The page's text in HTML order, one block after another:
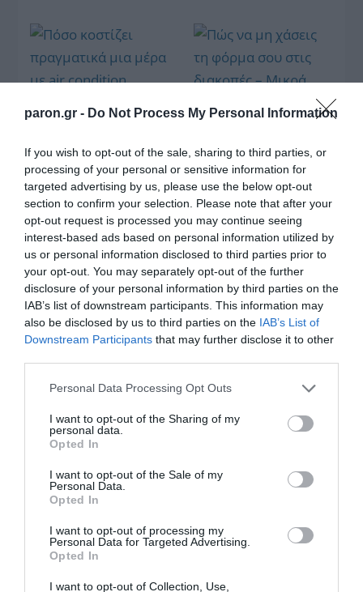
paron.gr - Do Not Process My Personal Information
If you wish to opt-out of the sale, sharing to third parties, or
processing of your personal or sensitive information for
targeted advertising by us, please use the below opt-out
section to confirm your selection. Please note that after your
opt-out request is processed you may continue seeing
interest-based ads based on personal information utilized by
us or personal information disclosed to third parties prior to
your opt-out. You may separately opt-out of the further
disclosure of your personal information by third parties on the
IAB’s list of downstream participants. This information may
also be disclosed by us to third parties on the IAB’s List of
Downstream Participants that may further disclose it to other
Please note that this website/app uses one or more Google
not limited to your visit or usage behaviour. You may click to
grant or deny consent to Google and its third-party tags to
use your data for below specified purposes in below Google
consent section.
Personal Data Processing Opt Outs
I want to opt-out of the Sharing of my
personal data.
Opted In
I want to opt-out of the Sale of my
Personal Data.
Opted In
I want to opt-out of processing my
Personal Data for Targeted Advertising.
Opted In
I want to opt-out of Collection, Use,
Πόσο κοστίζει
με air condition
ανοιχτό;
Πώς να μη χάσεις τη
φόρμα σου στις
διακοπές – Μικρά
workouts στην
παραλία
Το snack που έχει τρελάνει το TikTok είναι εδώ!
Πώς να φτιάξεις το πιο crispy γλυκό με 4 υλικά
Ξέρουμε ποιο είναι το
nail trend που θα κάνει
δείχνει 10 φορές πιο
έντονο
Τι να πάρεις μαζί στις
απολύτως τίποτα